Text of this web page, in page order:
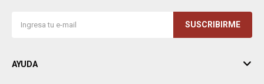
SUSCRIBIRME
AYUDA